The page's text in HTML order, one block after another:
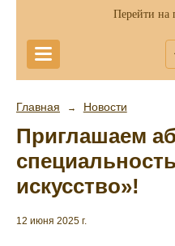
Перейти на
Главная → Новости
Приглашаем
искусство»!
12 июня 2025 г.